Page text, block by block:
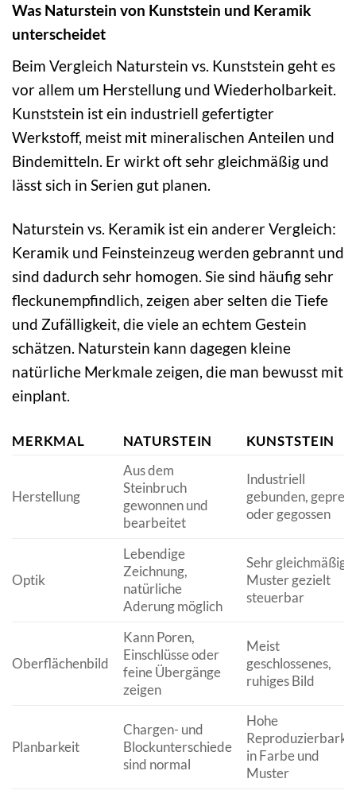
Was Naturstein von Kunststein und Keramik
unterscheidet
Beim Vergleich Naturstein vs. Kunststein geht es
vor allem um Herstellung und Wiederholbarkeit.
Kunststein ist ein industriell gefertigter
Werkstoff, meist mit mineralischen Anteilen und
Bindemitteln. Er wirkt oft sehr gleichmäßig und
lässt sich in Serien gut planen.
Naturstein vs. Keramik ist ein anderer Vergleich:
Keramik und Feinsteinzeug werden gebrannt und
sind dadurch sehr homogen. Sie sind häufig sehr
fleckunempfindlich, zeigen aber selten die Tiefe
und Zufälligkeit, die viele an echtem Gestein
schätzen. Naturstein kann dagegen kleine
natürliche Merkmale zeigen, die man bewusst mit
einplant.
MERKMAL NATURSTEIN KUNSTSTEIN
Herstellung
Aus dem
Steinbruch
gewonnen und
bearbeitet
Industriell
gebunden,
oder gegossen
Optik
Lebendige
Zeichnung,
natürliche
Aderung möglich
Sehr gleichmäßig,
Muster gezielt
steuerbar
Oberflächenbild
Kann Poren,
Einschlüsse oder
feine Übergänge
zeigen
Meist
geschlossenes,
ruhiges Bild
Planbarkeit
Chargen- und
Blockunterschiede
sind normal
Hohe
in Farbe und
Muster